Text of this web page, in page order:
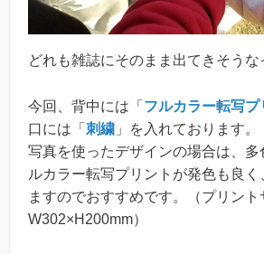
どれも雑誌にそのまま出てきそうな
今回、背中には「 フルカラー転写プ
口には「 刺繍 」を入れております。
写真を使ったデザインの場合は、多
ルカラー転写プリントが発色も良く
ますのでおすすめです。（プリント
W302×H200mm）